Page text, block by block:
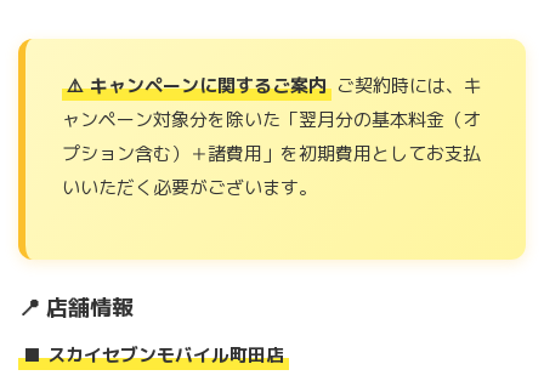
⚠️ キャンペーンに関するご案内 ご契約時には、キ
ャンペーン対象分を除いた「翌月分の基本料金（オ
プション含む）＋諸費用」を初期費用としてお支払
いいただく必要がございます。
📍 店舗情報
■ スカイセブンモバイル町田店